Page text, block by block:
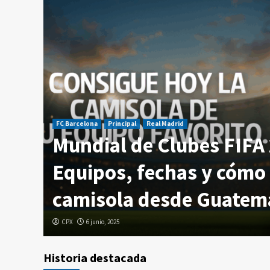
FC Barcelona Principal Real Madrid
Mundial de Clubes FIFA
Equipos, fechas y
camisola desde
CPX 6 junio, 2025
Historia destacada